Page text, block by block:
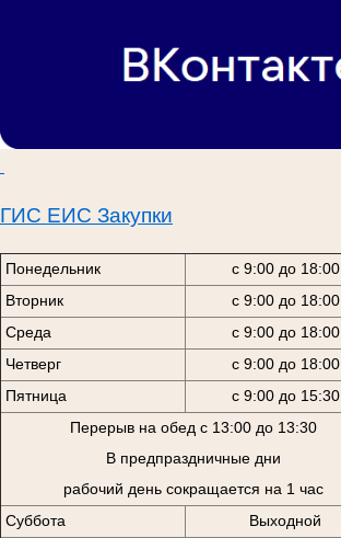
ГИС ЕИС Закупки
Понедельник
с 9:00 до 18:00
Вторник
с 9:00 до 18:00
Среда
с 9:00 до 18:00
Четверг
с 9:00 до 18:00
Пятница
с 9:00 до 15:30
Перерыв на обед с 13:00 до 13:30
В предпраздничные дни
рабочий день сокращается на 1 час
Суббота
Выходной